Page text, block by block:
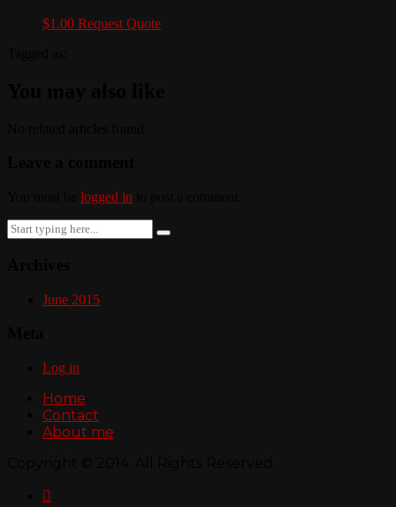
$1.00 Request Quote
logged in
Search
for:
June 2015
Log in
Home
Contact
About me
